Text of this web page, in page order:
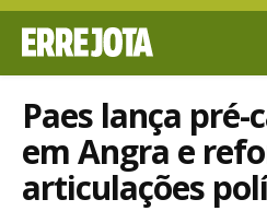
Paes lança
em Angra e
articulações